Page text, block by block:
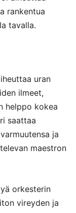
rankentua
tavalla.
uran
ilmeet,
helppo kokea
saattaa
ja
maestron
orkesterin
vireyden ja